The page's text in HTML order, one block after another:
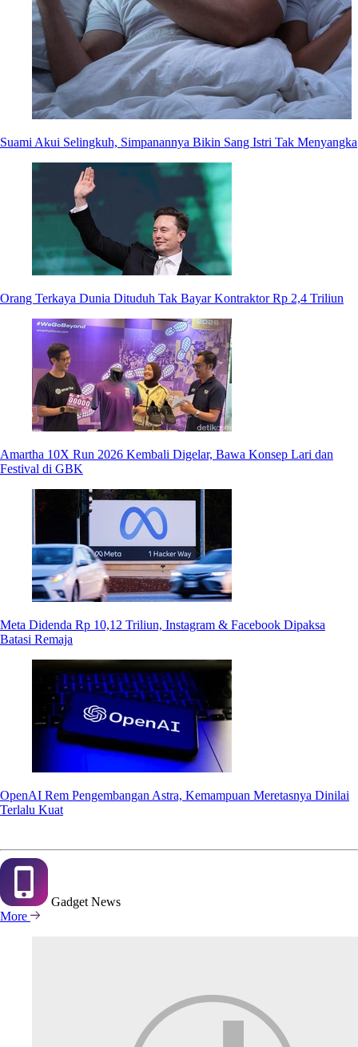
Suami Akui Selingkuh, Simpanannya Bikin Sang Istri Tak Menyangka
Orang Terkaya Dunia Dituduh Tak Bayar Kontraktor Rp 2,4 Triliun
Amartha 10X Run 2026 Kembali Digelar, Bawa Konsep Lari dan
Festival di GBK
Meta Didenda Rp 10,12 Triliun, Instagram & Facebook Dipaksa
Batasi Remaja
OpenAI Rem Pengembangan Astra, Kemampuan Meretasnya Dinilai
Terlalu Kuat
GadgetNews
More